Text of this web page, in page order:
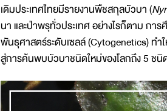
เดิมประเทศไทยมีรายงานพืชสกุลบัวบา (
นา และป่าพรุทั่วประเทศ อย่างไรก็ตาม ก
พันธุศาสตร์ระดับเซลล์ (Cytogenetics) ท
สู่การค้นพบบัวบาชนิดใหม่ของโลกถึง 5 ชนิ